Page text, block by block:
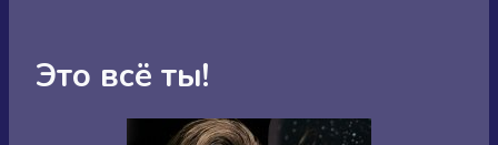
Это всё ты!